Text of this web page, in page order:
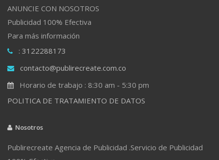
ANUNCIE CON NOSOTROS
Publicidad 100% Efectiva
Para más información
: 3122288173
contacto@publirecreate.com.co
Horario de trabajo : 8:30 am - 5:30 pm
POLITICA DE TRATAMIENTO DE DATOS
Nosotros
Publirecreate Agencia de Publicidad .Servicio de Publicidad